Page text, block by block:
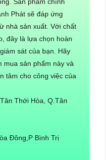
Phát sẽ đáp ứng
nhà sản xuất. Với chất
đây là lựa chọn hoàn
sát của bạn. Hãy
mua sản phẩm này và
tâm cho công việc của
Thới Hòa, Q.Tân
Đông,P Bình Trị